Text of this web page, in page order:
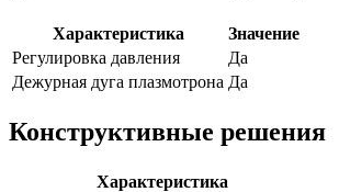
Характеристика
Значение
Регулировка давления
Да
Дежурная дуга плазмотрона Да
Конструктивные решения
Характеристика